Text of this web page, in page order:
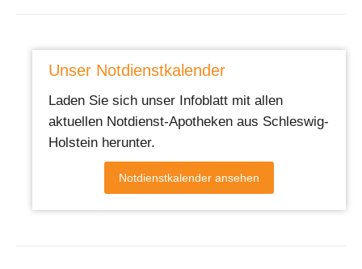
Unser Notdienstkalender
Laden Sie sich unser Infoblatt mit allen
aktuellen Notdienst-Apotheken aus Schleswig-
Holstein herunter.
Notdienstkalender ansehen